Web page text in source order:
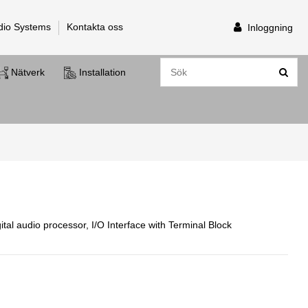
Systems Kontakta oss Inloggning
Nätverk Installation
audio processor, I/O Interface with Terminal Block